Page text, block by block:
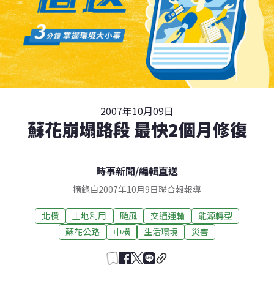
2007年10月09日
蘇花崩塌路段 最快2個月修復
時事新聞/編輯直送
摘錄自2007年10月9日聯合報報導
北橫 土地利用 颱風 交通運輸
能源轉型
蘇花公路
中橫 生活環境 災害